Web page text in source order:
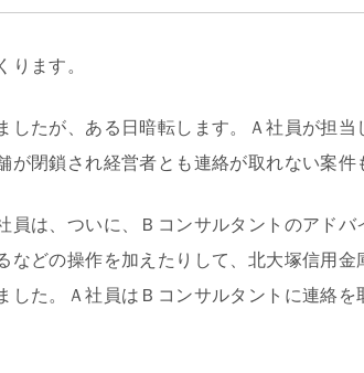
ります。
したが、ある日暗転します。Ａ社員が担当
閉鎖され経営者とも連絡が取れない案件
員は、ついに、Ｂコンサルタントのアドバ
などの操作を加えたりして、北大塚信用金
した。Ａ社員はＢコンサルタントに連絡を